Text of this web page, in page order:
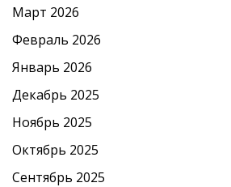
Март 2026
Февраль 2026
Январь 2026
Декабрь 2025
Ноябрь 2025
Октябрь 2025
Сентябрь 2025